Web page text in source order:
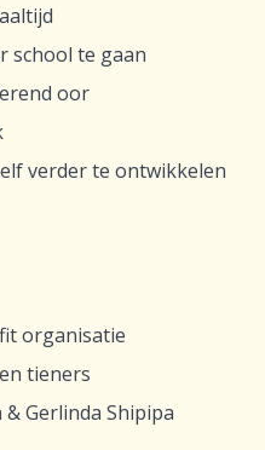
school te gaan
oor
verder te ontwikkelen
organisatie
tieners
Gerlinda Shipipa